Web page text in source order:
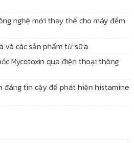
nghệ mới thay thế cho máy đếm
và các sản phẩm từ sữa
Mycotoxin qua điện thoại thông
đáng tin cậy để phát hiện histamine